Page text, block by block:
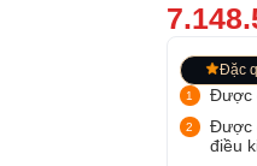
Đặc
Được
Được
điều